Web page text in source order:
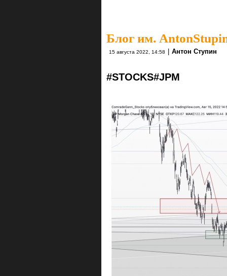
Блог им.
15 августа 2022, 14:58 Антон Ступин
#STOCKS#JPM